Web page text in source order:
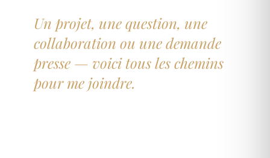
Un projet, une question, une
collaboration ou une demande
presse — voici tous les chemins
pour me joindre.